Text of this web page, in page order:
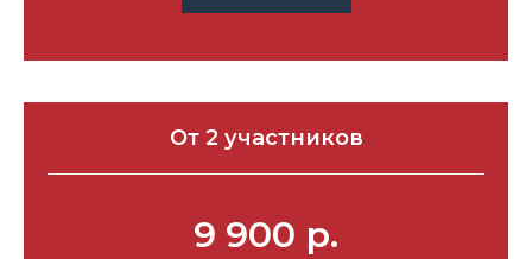
От 2 участников
9 900 р.